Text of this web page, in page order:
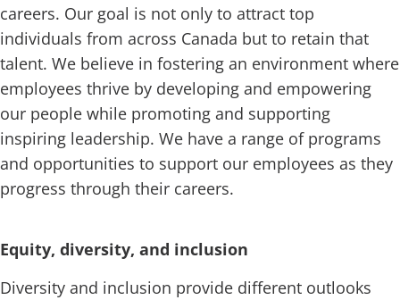
careers. Our goal is not only to attract top
individuals from across Canada but to retain that
talent. We believe in fostering an environment where
employees thrive by developing and empowering
our people while promoting and supporting
inspiring leadership. We have a range of programs
and opportunities to support our employees as they
progress through their careers.
Equity, diversity, and inclusion
Diversity and inclusion provide different outlooks